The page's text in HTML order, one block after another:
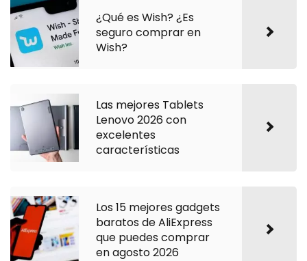
¿Qué es Wish? ¿Es
seguro comprar en
Wish?
Las mejores Tablets
Lenovo 2026 con
excelentes
características
Los 15 mejores gadgets
baratos de AliExpress
que puedes comprar
en agosto 2026